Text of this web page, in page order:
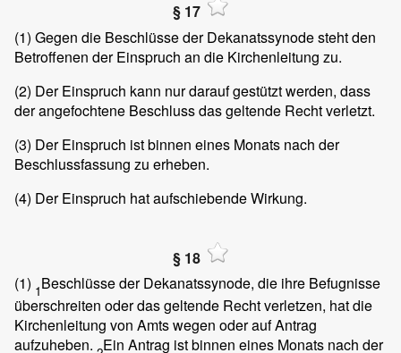
§ 17
(1) Gegen die Beschlüsse der Dekanatssynode steht den
Betroffenen der Einspruch an die Kirchenleitung zu.
(2) Der Einspruch kann nur darauf gestützt werden, dass
der angefochtene Beschluss das geltende Recht verletzt.
(3) Der Einspruch ist binnen eines Monats nach der
Beschlussfassung zu erheben.
(4) Der Einspruch hat aufschiebende Wirkung.
§ 18
(1) 1Beschlüsse der Dekanatssynode, die ihre Befugnisse
überschreiten oder das geltende Recht verletzen, hat die
Kirchenleitung von Amts wegen oder auf Antrag
aufzuheben. Ein Antrag ist binnen eines Monats nach der